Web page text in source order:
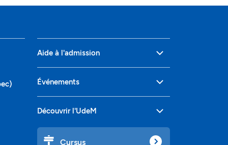
Aide à l'admission
Événements
Découvrir l'UdeM
Cursus